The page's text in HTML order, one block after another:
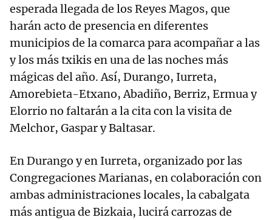
esperada llegada de los Reyes Magos, que
harán acto de presencia en diferentes
municipios de la comarca para acompañar a las
y los más txikis en una de las noches más
mágicas del año. Así, Durango, Iurreta,
Amorebieta-Etxano, Abadiño, Berriz, Ermua y
Elorrio no faltarán a la cita con la visita de
Melchor, Gaspar y Baltasar.
En Durango y en Iurreta, organizado por las
Congregaciones Marianas, en colaboración con
ambas administraciones locales, la cabalgata
más antigua de Bizkaia, lucirá carrozas de